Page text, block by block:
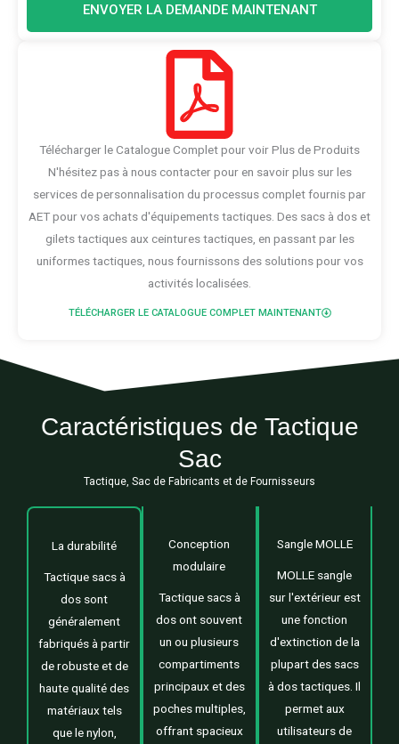
ENVOYER LA DEMANDE MAINTENANT
Télécharger le Catalogue Complet pour voir Plus de Produits
N'hésitez pas à nous contacter pour en savoir plus sur les
services de personnalisation du processus complet fournis par
AET pour vos achats d'équipements tactiques. Des sacs à dos et
gilets tactiques aux ceintures tactiques, en passant par les
uniformes tactiques, nous fournissons des solutions pour vos
activités localisées.
TÉLÉCHARGER LE CATALOGUE COMPLET MAINTENANT
Caractéristiques de Tactique
Sac
Tactique, Sac de Fabricants et de Fournisseurs
La durabilité
Tactique sacs à
dos sont
généralement
fabriqués à partir
de robuste et de
haute qualité des
matériaux tels
que le nylon,
Conception
modulaire
Tactique sacs à
dos ont souvent
un ou plusieurs
compartiments
principaux et des
poches multiples,
offrant spacieux
Sangle MOLLE
MOLLE sangle
sur l'extérieur est
une fonction
d'extinction de la
plupart des sacs
à dos tactiques. Il
permet aux
utilisateurs de